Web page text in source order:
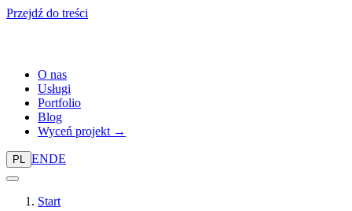
Przejdź do treści
O nas
Usługi
Portfolio
Blog
Wyceń projekt →
PL ENDE
Start